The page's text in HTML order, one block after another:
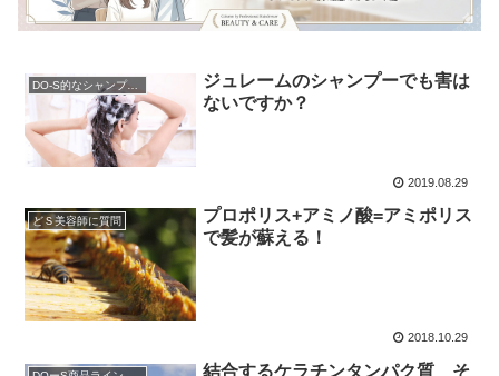
DO-S的なシャンプー解析
ジュレームのシャンプーでも害は
ないですか？
2019.08.29
どＳ美容師に質問
プロポリス+アミノ酸=アミポリス
で髪が蘇える！
2018.10.29
結合するケラチンタンパク質 そ